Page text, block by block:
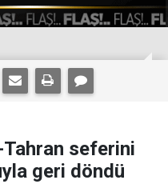
seferini
geri döndü